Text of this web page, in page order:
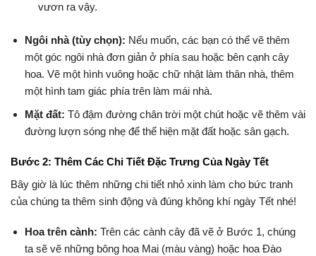
vươn ra vậy.
Ngôi nhà (tùy chọn): Nếu muốn, các bạn có thể vẽ thêm
một góc ngôi nhà đơn giản ở phía sau hoặc bên cạnh cây
hoa. Vẽ một hình vuông hoặc chữ nhật làm thân nhà, thêm
một hình tam giác phía trên làm mái nhà.
Mặt đất: Tô đậm đường chân trời một chút hoặc vẽ thêm vài
đường lượn sóng nhẹ để thể hiện mặt đất hoặc sân gạch.
Bước 2: Thêm Các Chi Tiết Đặc Trưng Của Ngày Tết
Bây giờ là lúc thêm những chi tiết nhỏ xinh làm cho bức tranh
của chúng ta thêm sinh động và đúng không khí ngày Tết nhé!
Hoa trên cành: Trên các cành cây đã vẽ ở Bước 1, chúng
ta sẽ vẽ những bông hoa Mai (màu vàng) hoặc hoa Đào